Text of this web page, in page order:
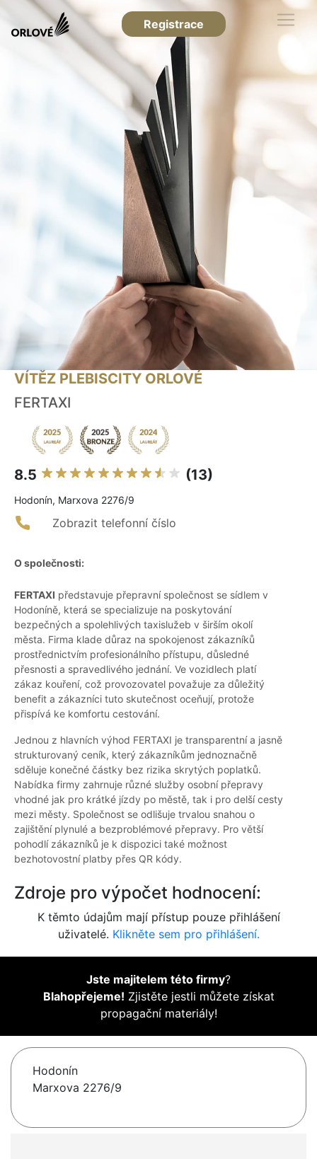
Registrace
VÍTĚZ PLEBISCITY ORLOVÉ
FERTAXI
8.5 (13)
Hodonín, Marxova 2276/9
Zobrazit telefonní číslo
O společnosti:
FERTAXI představuje přepravní společnost se sídlem v
Hodoníně, která se specializuje na poskytování
bezpečných a spolehlivých taxislužeb v širším okolí
města. Firma klade důraz na spokojenost zákazníků
prostřednictvím profesionálního přístupu, důsledné
přesnosti a spravedlivého jednání. Ve vozidlech platí
zákaz kouření, což provozovatel považuje za důležitý
benefit a zákazníci tuto skutečnost oceňují, protože
přispívá ke komfortu cestování.
Jednou z hlavních výhod FERTAXI je transparentní a jasně
strukturovaný ceník, který zákazníkům jednoznačně
sděluje konečné částky bez rizika skrytých poplatků.
Nabídka firmy zahrnuje různé služby osobní přepravy
vhodné jak pro krátké jízdy po městě, tak i pro delší cesty
mezi městy. Společnost se odlišuje trvalou snahou o
zajištění plynulé a bezproblémové přepravy. Pro větší
pohodlí zákazníků je k dispozici také možnost
bezhotovostní platby přes QR kódy.
Zdroje pro výpočet hodnocení:
K těmto údajům mají přístup pouze přihlášení
uživatelé. Klikněte sem pro přihlášení.
Jste majitelem této firmy?
Blahopřejeme! Zjistěte jestli můžete získat
propagační materiály!
Hodonín
Marxova 2276/9